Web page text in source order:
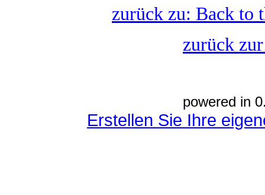
zurück zu: Back to
zurück
powered in
Erstellen Sie Ihre